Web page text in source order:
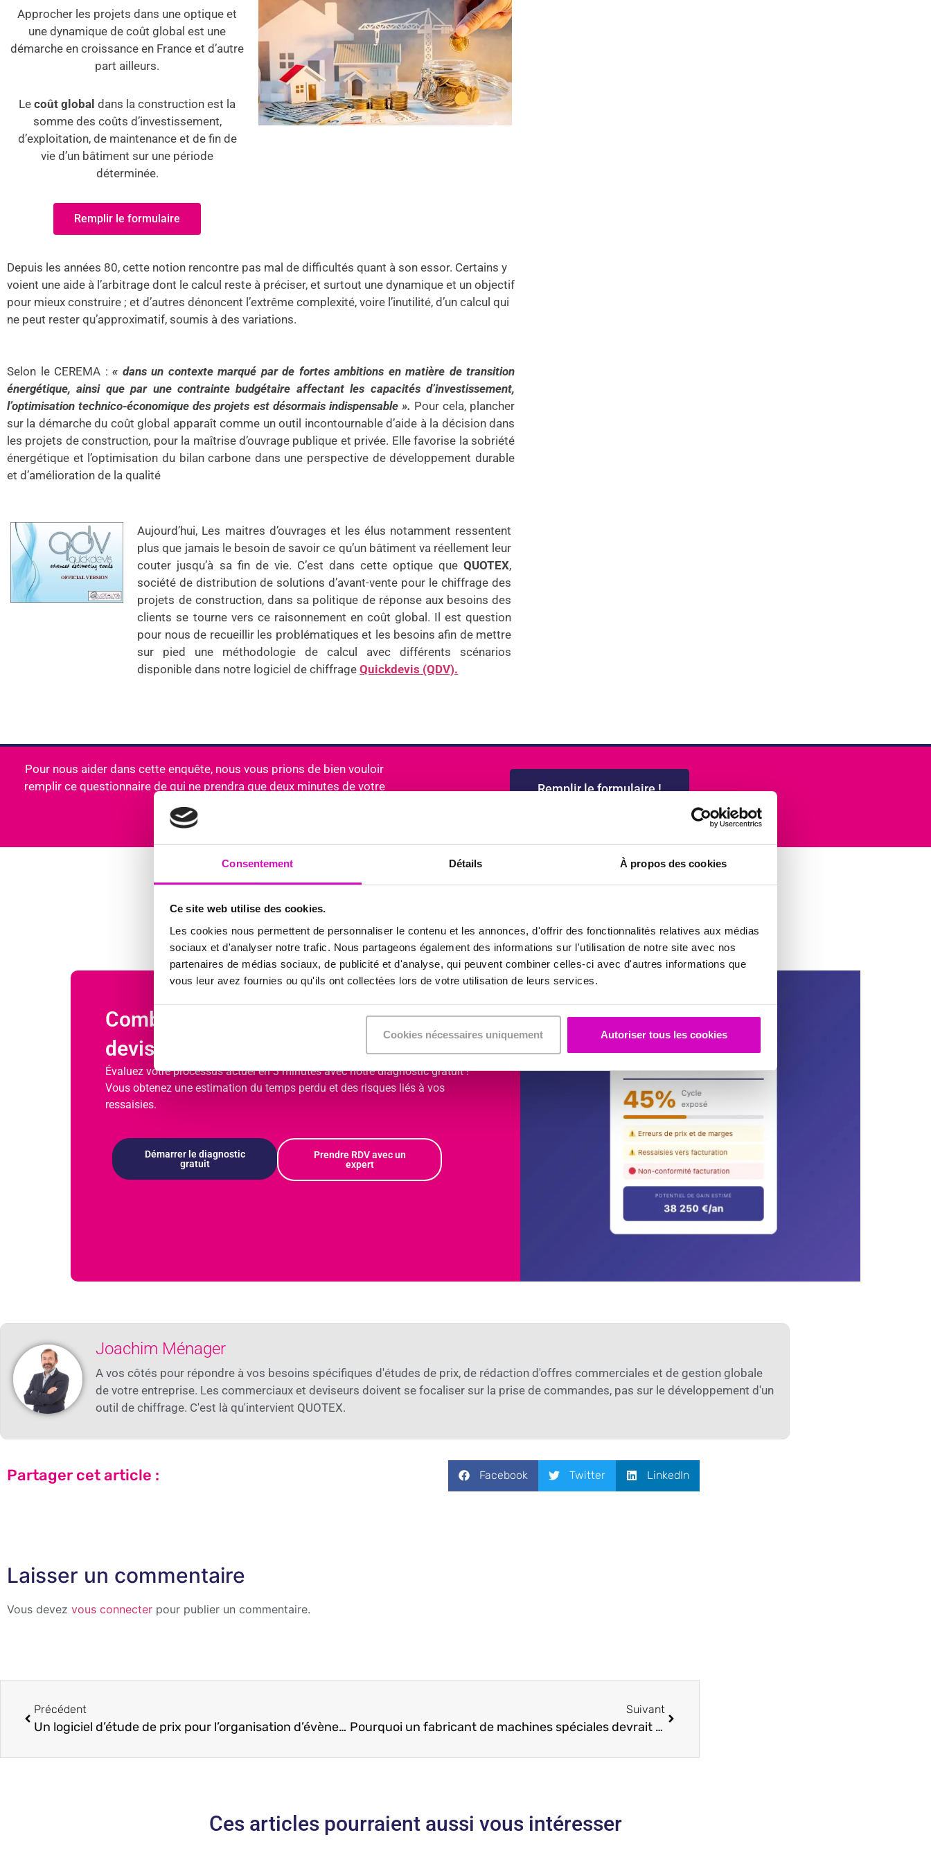
Consentement Détails À propos des cookies
Ce site web utilise des cookies.
Les cookies nous permettent de personnaliser le contenu et les annonces, d'offrir des fonctionnalités relatives aux médias
sociaux et d'analyser notre trafic. Nous partageons également des informations sur l'utilisation de notre site avec nos
partenaires de médias sociaux, de publicité et d'analyse, qui peuvent combiner celles-ci avec d'autres informations que
vous leur avez fournies ou qu'ils ont collectées lors de votre utilisation de leurs services.
Cookies nécessaires uniquement Autoriser tous les cookies
Approcher les projets dans une optique et
une dynamique de coût global est une
démarche en croissance en France et d’autre
part ailleurs.
Lecoût globaldans la construction est la
somme des coûts d’investissement,
d’exploitation, de maintenance et de fin de
vie d’un bâtiment sur une période
déterminée.
Remplir le formulaire
Depuis les années 80, cette notion rencontre pas mal de difficultés quant à son essor. Certains y
voient une aide à l’arbitrage dont le calcul reste à préciser, et surtout une dynamique et un objectif
pour mieux construire ; et d’autres dénoncent l’extrême complexité, voire l’inutilité, d’un calcul qui
ne peut rester qu’approximatif, soumis à des variations.
Selon le CEREMA : « dans un contexte marqué par de fortes ambitions en matière de transition
énergétique, ainsi que par une contrainte budgétaire affectant les capacités d’investissement,
l’optimisation technico-économique des projets est désormais indispensable ». Pour cela, plancher
sur la démarche du coût global apparaît comme un outil incontournable d’aide à la décision dans
les projets de construction, pour la maîtrise d’ouvrage publique et privée. Elle favorise la sobriété
énergétique et l’optimisation du bilan carbone dans une perspective de développement durable
et d’amélioration de la qualité
Aujourd’hui, Les maitres d’ouvrages et les élus notamment ressentent
plus que jamais le besoin de savoir ce qu’un bâtiment va réellement leur
couter jusqu’à sa fin de vie. C’est dans cette optique queQUOTEX,
société de distribution de solutions d’avant-vente pour le chiffrage des
projets de construction, dans sa politique de réponse aux besoins des
clients se tourne vers ce raisonnement en coût global. Il est question
pour nous de recueillir les problématiques et les besoins afin de mettre
sur pied une méthodologie de calcul avec différents scénarios
disponible dans notre logiciel de chiffrageQuickdevis (QDV).
Pour nous aider dans cette enquête, nous vous prions de bien vouloir
remplir ce questionnaire de qui ne prendra que deux minutes de votre
temps.
Remplir le formulaire !
Combien vous coûtent les ressaisie du
devis à la facture?
Évaluez votre processus actuel en 3 minutes avec notre diagnostic gratuit !
Vous obtenez une estimation du temps perdu et des risques liés à vos
ressaisies.
Démarrer le diagnostic
gratuit
Prendre RDV avec un
expert
Joachim Ménager
A vos côtés pour répondre à vos besoins spécifiques d'études de prix, de rédaction d'offres commerciales et de gestion globale
de votre entreprise. Les commerciaux et deviseurs doivent se focaliser sur la prise de commandes, pas sur le développement d'un
outil de chiffrage. C'est là qu'intervient QUOTEX.
Partager cet article : Facebook Twitter LinkedIn
Laisser un commentaire
Vous devez vous connecter pour publier un commentaire.
Précédent
Un logiciel d’étude de prix pour l’organisation d’évènements ? QDV au Hellfest !
Suivant
Pourquoi un fabricant de machines spéciales devrait choisir Excel comme solution de chiffrage ?
Ces articles pourraient aussi vous intéresser